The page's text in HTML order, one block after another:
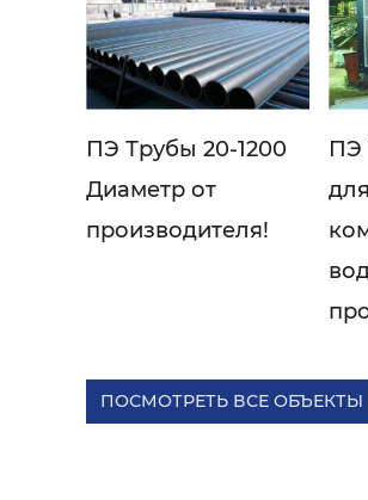
ПЭ Трубы 20-1200
Диаметр от
производителя!
ПЭ
ПОСМОТРЕТЬ ВСЕ ОБЪЕКТЫ